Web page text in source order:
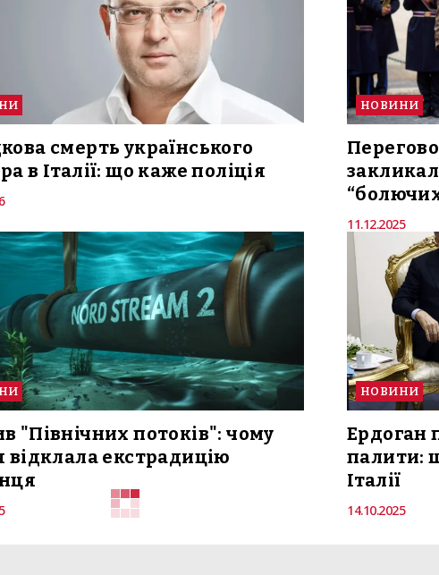
смерть українського
в Італії: що каже поліція
НОВИНИ
11.12.2025
"Північних потоків": чому
відклала екстрадицію
НОВИНИ
Ердоган
палити:
Італії
14.10.2025